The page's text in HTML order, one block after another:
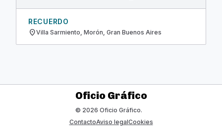
RECUERDO
location_onVilla Sarmiento, Morón, Gran Buenos Aires
Oficio Gráfico
© 2026 Oficio Gráfico.
ContactoAviso legalCookies